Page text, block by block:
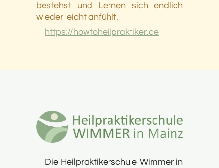
bestehst und Lernen sich endlich
wieder leicht anfühlt.
https://howtoheilpraktiker.de
Die Heilpraktikerschule Wimmer in